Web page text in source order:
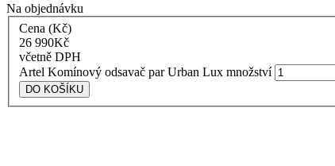
Na objednávku
Cena (Kč)
26 990Kč
včetně DPH
Artel Komínový odsavač par Urban Lux množství
DO KOŠÍKU